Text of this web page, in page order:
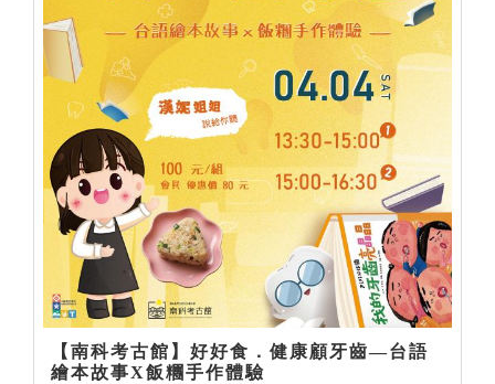
【南科考古館】好好食．健康顧牙齒—台語
繪本故事X飯糰手作體驗